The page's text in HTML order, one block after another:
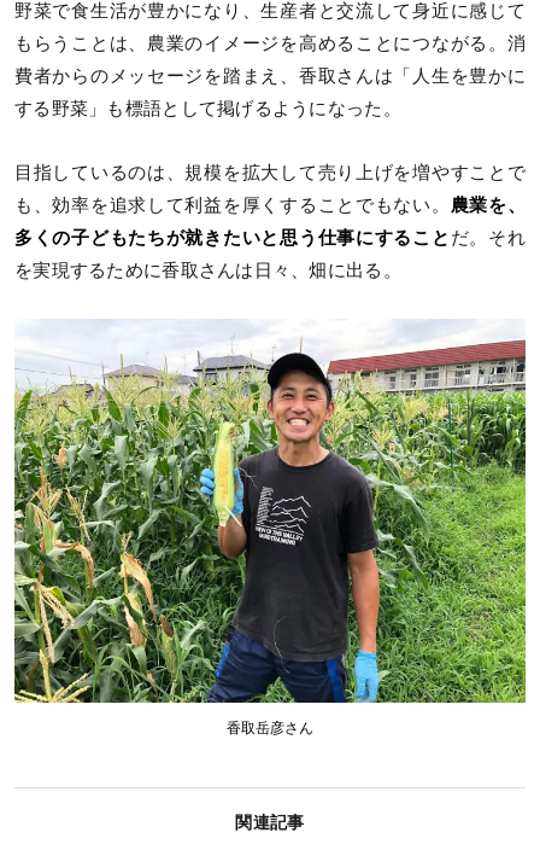
野菜で食生活が豊かになり、生産者と交流して身近に感じて
もらうことは、農業のイメージを高めることにつながる。消
費者からのメッセージを踏まえ、香取さんは「人生を豊かに
する野菜」も標語として掲げるようになった。
目指しているのは、規模を拡大して売り上げを増やすことで
も、効率を追求して利益を厚くすることでもない。 農業を、
多くの子どもたちが就きたいと思う仕事にすること だ。それ
を実現するために香取さんは日々、畑に出る。
香取岳彦さん
関連記事